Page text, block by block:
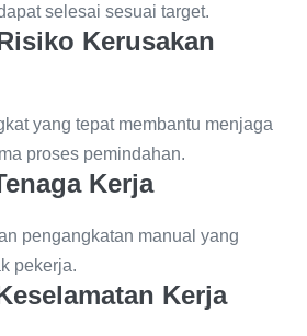
selesai sesuai target.
Kerusakan
yang tepat membantu menjaga
proses pemindahan.
Kerja
pengangkatan manual yang
pekerja.
Kerja